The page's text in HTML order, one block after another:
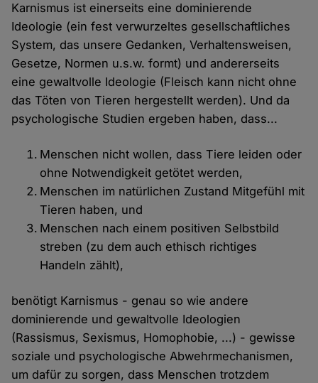
Karnismus ist einerseits eine dominierende
Ideologie (ein fest verwurzeltes gesellschaftliches
System, das unsere Gedanken, Verhaltensweisen,
Gesetze, Normen u.s.w. formt) und andererseits
eine gewaltvolle Ideologie (Fleisch kann nicht ohne
das Töten von Tieren hergestellt werden). Und da
psychologische Studien ergeben haben, dass...
Menschen nicht wollen, dass Tiere leiden oder
ohne Notwendigkeit getötet werden,
Menschen im natürlichen Zustand Mitgefühl mit
Tieren haben, und
Menschen nach einem positiven Selbstbild
streben (zu dem auch ethisch richtiges
Handeln zählt),
benötigt Karnismus - genau so wie andere
dominierende und gewaltvolle Ideologien
(Rassismus, Sexismus, Homophobie, ...) - gewisse
soziale und psychologische Abwehrmechanismen,
um dafür zu sorgen, dass Menschen trotzdem